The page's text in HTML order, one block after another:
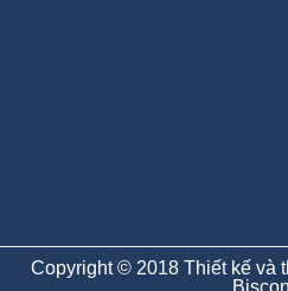
Copyright © 2018 Thiết kế và